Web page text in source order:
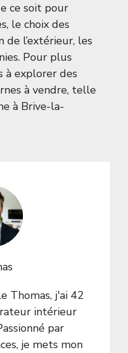
ce soit pour
le choix des
de l’extérieur, les
Pour plus
à explorer des
à vendre, telle
à Brive-la-
Thomas, j'ai 42
intérieur
par
je mets mon